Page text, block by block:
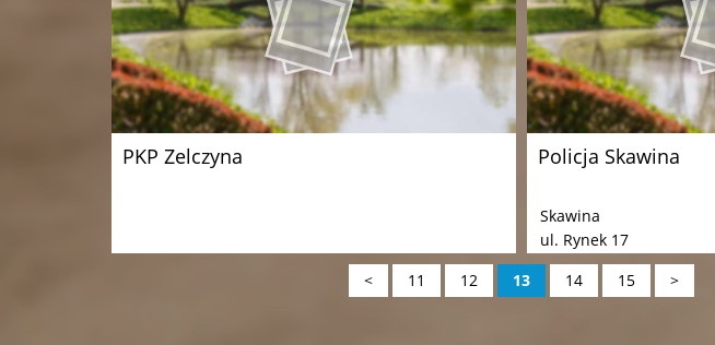
PKP Zelczyna Policja Skawina
Skawina
ul. Rynek 17
<
11 12 13 14 15 >